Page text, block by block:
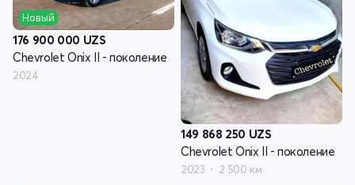
Новый
176 900 000 UZS
Chevrolet Onix II - поколение
2024
149 868 250 UZS
Chevrolet Onix II - поколение
2023 2 500 км